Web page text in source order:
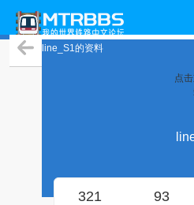
line_S1的资料
点
321 93